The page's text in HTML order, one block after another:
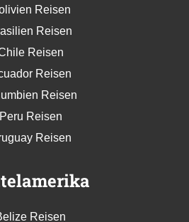
Reisen
Reisen
Reisen
Reisen
Reisen
Reisen
Reisen